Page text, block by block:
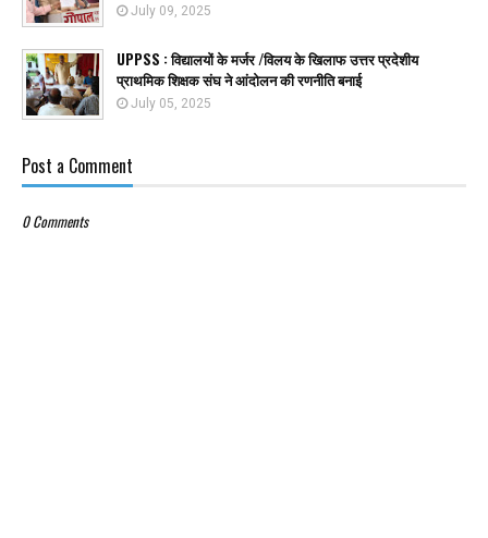
July 09, 2025
UPPSS : विद्यालयों के मर्जर /विलय के खिलाफ उत्तर प्रदेशीय
प्राथमिक शिक्षक संघ ने आंदोलन की रणनीति बनाई
July 05, 2025
Post a Comment
0 Comments